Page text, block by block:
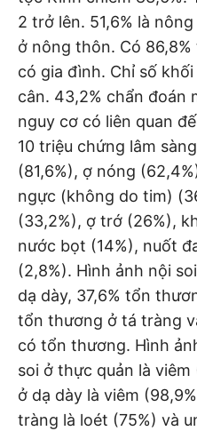
2 trở lên. 51,6% là
ở nông thôn. Có
có gia đình. Chỉ số
cân. 43,2% chẩn đoán
nguy cơ có liên quan
10 triệu chứng lâm
(81,6%), ợ nóng
ngực (không do tim)
(33,2%), ợ trớ (26%),
nước bọt (14%), nuốt
(2,8%). Hình ảnh nội
dạ dày, 37,6% tổn
tổn thương ở tá tràng
có tổn thương. Hình
soi ở thực quản là
ở dạ dày là viêm
tràng là loét (75%) và